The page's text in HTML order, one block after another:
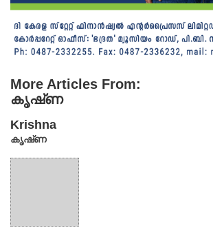
More Articles From:
കൃഷ്‌ണ
Krishna
കൃഷ്‌ണ